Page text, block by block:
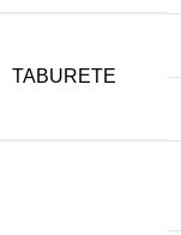
TABURETE